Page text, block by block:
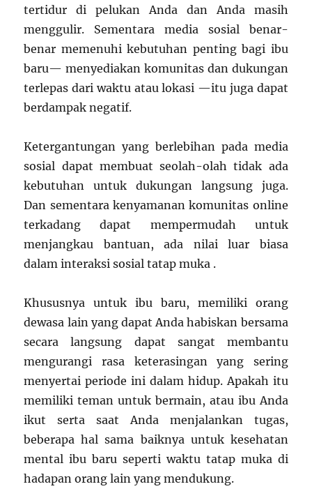
tertidur di pelukan Anda dan Anda masih
menggulir. Sementara media sosial benar-
benar memenuhi kebutuhan penting bagi ibu
baru— menyediakan komunitas dan dukungan
terlepas dari waktu atau lokasi —itu juga dapat
berdampak negatif.
Ketergantungan yang berlebihan pada media
sosial dapat membuat seolah-olah tidak ada
kebutuhan untuk dukungan langsung juga.
Dan sementara kenyamanan komunitas online
terkadang dapat mempermudah untuk
menjangkau bantuan, ada nilai luar biasa
dalam interaksi sosial tatap muka .
Khususnya untuk ibu baru, memiliki orang
dewasa lain yang dapat Anda habiskan bersama
secara langsung dapat sangat membantu
mengurangi rasa keterasingan yang sering
menyertai periode ini dalam hidup. Apakah itu
memiliki teman untuk bermain, atau ibu Anda
ikut serta saat Anda menjalankan tugas,
beberapa hal sama baiknya untuk kesehatan
mental ibu baru seperti waktu tatap muka di
hadapan orang lain yang mendukung.